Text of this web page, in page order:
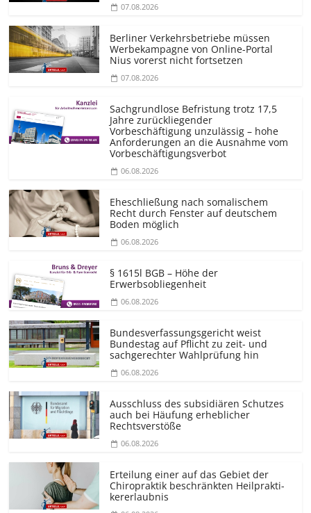
07.08.2026
Berliner Verkehrsbetriebe müssen
Werbekampagne von Online-Portal
Nius vorerst nicht fortsetzen
07.08.2026
Sachgrundlose Befristung trotz 17,5
Jahre zurückliegender
Vorbeschäftigung unzulässig – hohe
Anforderungen an die Ausnahme vom
Vorbeschäf­tigungsverbot
06.08.2026
Eheschließung nach somalischem
Recht durch Fenster auf deutschem
Boden möglich
06.08.2026
§ 1615l BGB – Höhe der
Erwerbsobliegenheit
06.08.2026
Bundesver­fassungsgericht weist
Bundestag auf Pflicht zu zeit- und
sachgerechter Wahlprüfung hin
06.08.2026
Ausschluss des subsidiären Schutzes
auch bei Häufung erheblicher
Rechtsverstöße
06.08.2026
Erteilung einer auf das Gebiet der
Chiropraktik beschränkten Heilprakti­
kererlaubnis